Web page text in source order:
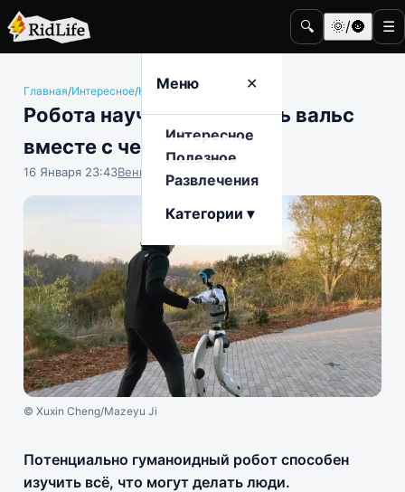
🔍 🌞/🌚 ☰
Меню ✕
Интересное
Полезное
Развлечения
Категории ▾
Главная/Интересное/Наука и техника
Робота научили танцевать вальс
вместе с человеком
16 Января 23:43Вениамин Ветролесов
© Xuxin Cheng/Mazeyu Ji
Потенциально гуманоидный робот способен
изучить всё, что могут делать люди.